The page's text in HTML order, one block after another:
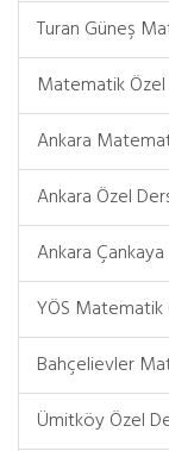
Turan Güneş
Matematik
Ankara
Ankara Özel
Ankara
YÖS
Bahçelievler
Ümitköy Özel